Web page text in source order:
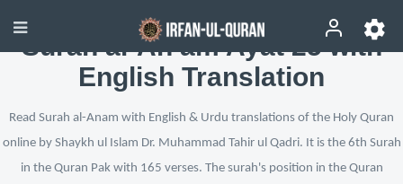
Surah al-An‘am Ayat 25 with
English Translation
Read Surah al-Anam with English & Urdu translations of the Holy Quran
online by Shaykh ul Islam Dr. Muhammad Tahir ul Qadri. It is the 6th Surah
in the Quran Pak with 165 verses. The surah's position in the Quran